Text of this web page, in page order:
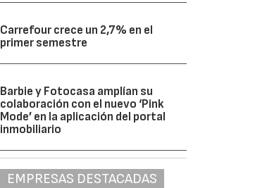
Carrefour crece un 2,7% en el
primer semestre
Barbie y Fotocasa amplían su
colaboración con el nuevo ‘Pink
Mode’ en la aplicación del portal
inmobiliario
EMPRESAS DESTACADAS